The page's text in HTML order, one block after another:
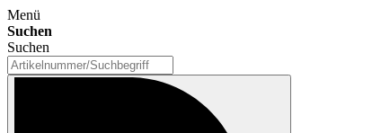
Menü
Suchen
Suchen